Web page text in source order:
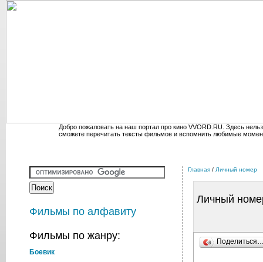
Добро пожаловать на наш портал про кино VVORD.RU. Здесь
сможете перечитать тексты фильмов и вспомнить любимые
Фильмы по алфавиту
Фильмы по жанру:
Боевик
Главная / Личный номер
Личный